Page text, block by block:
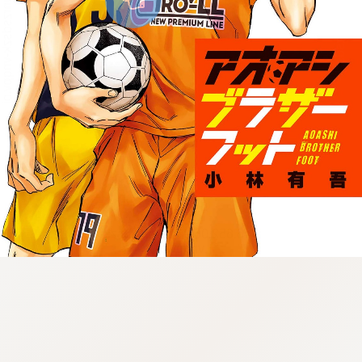
:946.652.06.974:lunrzsdszk-
vnqpv.oi